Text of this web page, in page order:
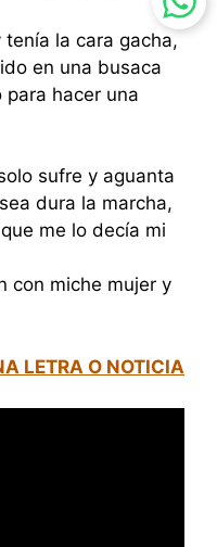
la cara gacha,
en una busaca
para hacer una
sufre y aguanta
dura la marcha,
me lo decía mi
con miche mujer y
LETRA O NOTICIA